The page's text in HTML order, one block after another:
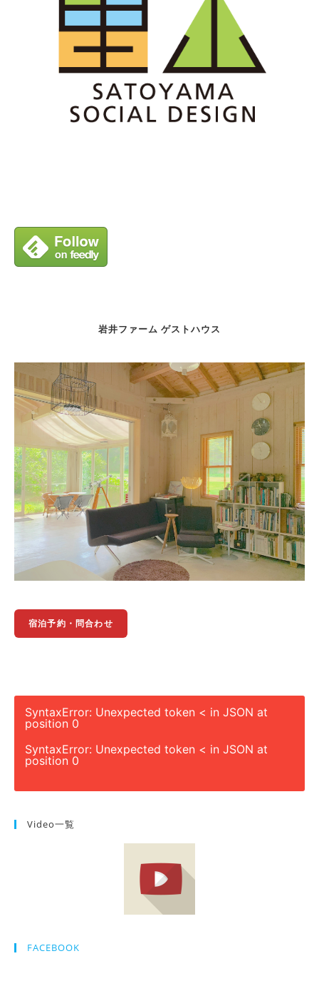
岩井ファーム ゲストハウス
宿泊予約・問合わせ
SyntaxError: Unexpected token < in JSON at
position 0
SyntaxError: Unexpected token < in JSON at
position 0
Video一覧
FACEBOOK